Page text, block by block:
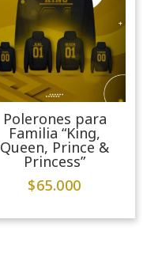
Polerones para
Familia “King,
Queen, Prince &
Princess”
$65.000